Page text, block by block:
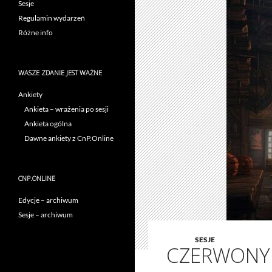
SESJE
Sesje
Regulamin wydarzeń
Różne info
WASZE ZDANIE JEST WAŻNE
Ankiety
Ankieta – wrażenia po sesji
Ankieta ogólna
Dawne ankiety z CnP.Online
CNP.ONLINE
Edycje – archiwum
Sesje – archiwum